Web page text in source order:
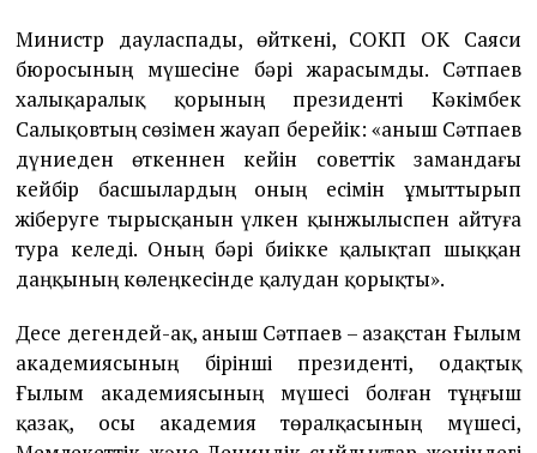
Министр дауласпады, өйткені, СОКП ОК Саяси
бюросының мүшесіне бәрі жарасымды. Сәтпаев
халықаралық қорының президенті Кәкімбек
Салықовтың сөзімен жауап берейік: «Қаныш Сәтпаев
дүниеден өткеннен кейін советтік замандағы
кейбір басшылардың оның есімін ұмыттырып
жіберуге тырысқанын үлкен қынжылыспен айтуға
тура келеді. Оның бәрі биікке қалықтап шыққан
даңқының көлеңкесінде қалудан қорықты».
Десе дегендей-ақ, Қаныш Сәтпаев – Қазақстан Ғылым
академиясының бірінші президенті, одақтық
Ғылым академиясының мүшесі болған тұңғыш
қазақ, осы академия төралқасының мүшесі,